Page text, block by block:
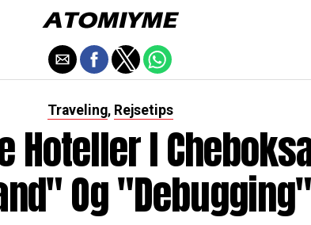
Traveling, Rejsetips
Hoteller I
Og "debugging"